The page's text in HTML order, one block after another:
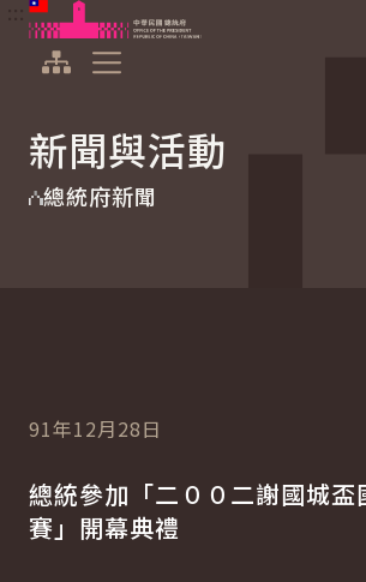
跳到主要內容
中華民國總統府
新聞與活動
總統府新聞
91年12月28日
總統參加「二００二謝國城盃
賽」開幕典禮